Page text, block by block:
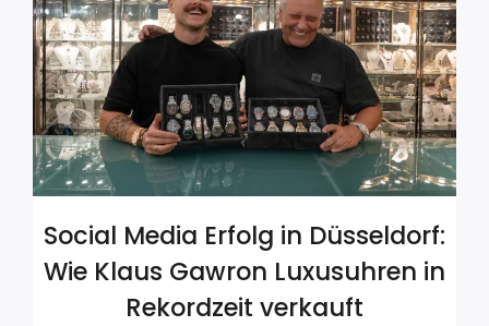
Social Media Erfolg in Düsseldorf:
Wie Klaus Gawron Luxusuhren in
Rekordzeit verkauft